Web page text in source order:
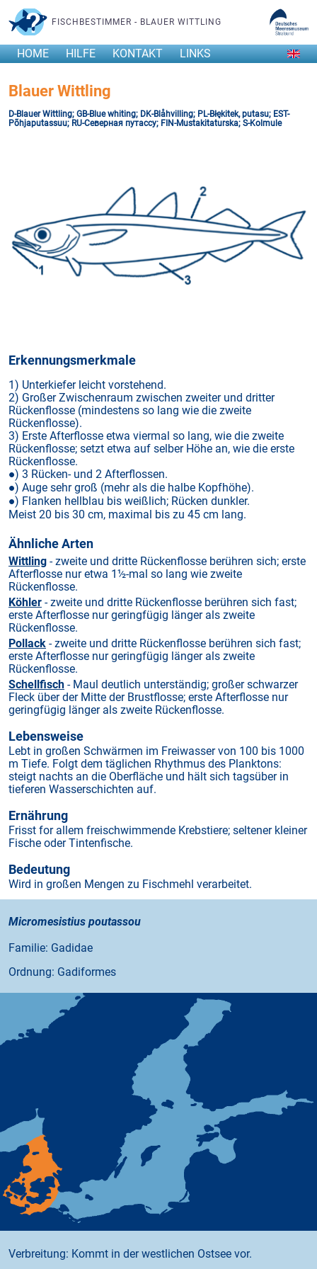
FISCHBESTIMMER - BLAUER WITTLING
HOME HILFE KONTAKT LINKS
Blauer Wittling
D-Blauer Wittling; GB-Blue whiting; DK-Blåhvilling; PL-Błękitek, putasu; EST-
Põhjaputassuu; RU-Северная путассу; FIN-Mustakitaturska; S-Kolmule
Erkennungsmerkmale
1) Unterkiefer leicht vorstehend.
2) Großer Zwischenraum zwischen zweiter und dritter
Rückenflosse (mindestens so lang wie die zweite
Rückenflosse).
3) Erste Afterflosse etwa viermal so lang, wie die zweite
Rückenflosse; setzt etwa auf selber Höhe an, wie die erste
Rückenflosse.
●) 3 Rücken- und 2 Afterflossen.
●) Auge sehr groß (mehr als die halbe Kopfhöhe).
●) Flanken hellblau bis weißlich; Rücken dunkler.
Meist 20 bis 30 cm, maximal bis zu 45 cm lang.
Ähnliche Arten
Wittling - zweite und dritte Rückenflosse berühren sich; erste
Afterflosse nur etwa 1½-mal so lang wie zweite
Rückenflosse.
Köhler - zweite und dritte Rückenflosse berühren sich fast;
erste Afterflosse nur geringfügig länger als zweite
Rückenflosse.
Pollack - zweite und dritte Rückenflosse berühren sich fast;
erste Afterflosse nur geringfügig länger als zweite
Rückenflosse.
Schellfisch - Maul deutlich unterständig; großer schwarzer
Fleck über der Mitte der Brustflosse; erste Afterflosse nur
geringfügig länger als zweite Rückenflosse.
Lebensweise
Lebt in großen Schwärmen im Freiwasser von 100 bis 1000
m Tiefe. Folgt dem täglichen Rhythmus des Planktons:
steigt nachts an die Oberfläche und hält sich tagsüber in
tieferen Wasserschichten auf.
Ernährung
Frisst for allem freischwimmende Krebstiere; seltener kleiner
Fische oder Tintenfische.
Bedeutung
Wird in großen Mengen zu Fischmehl verarbeitet.
Micromesistius poutassou
Familie: Gadidae
Ordnung: Gadiformes
Verbreitung: Kommt in der westlichen Ostsee vor.